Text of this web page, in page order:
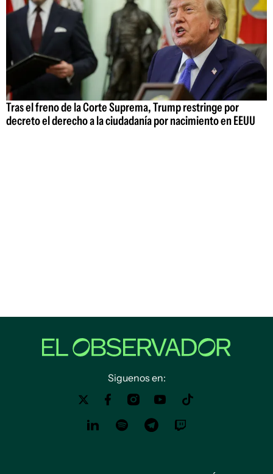
Tras el freno de la Corte Suprema, Trump restringe por
decreto el derecho a la ciudadanía por nacimiento en EEUU
Siguenos en: